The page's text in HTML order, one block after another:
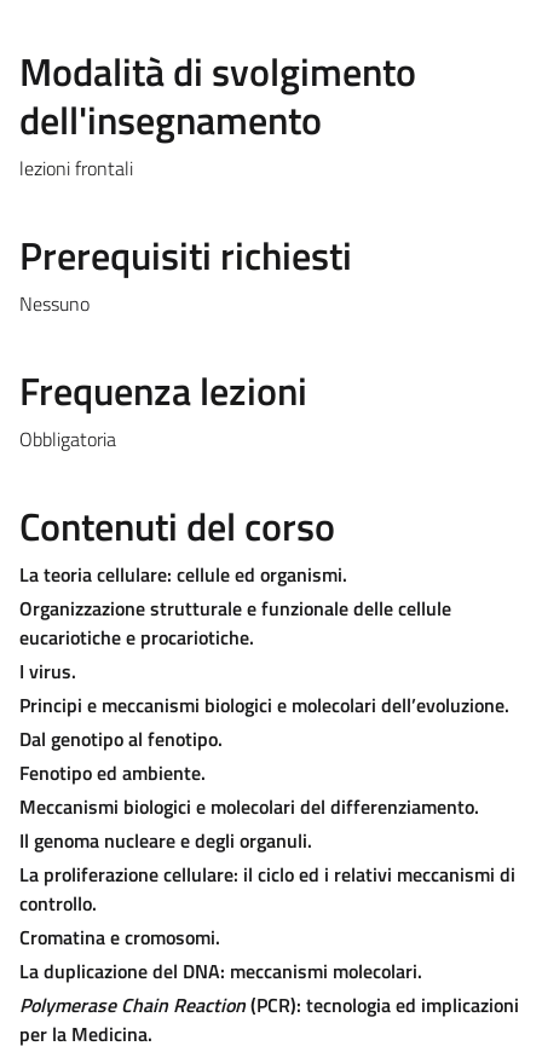
Modalità di svolgimento
dell'insegnamento
lezioni frontali
Prerequisiti richiesti
Nessuno
Frequenza lezioni
Obbligatoria
Contenuti del corso
La teoria cellulare: cellule ed organismi.
Organizzazione strutturale e funzionale delle cellule
eucariotiche e procariotiche.
I virus.
Principi e meccanismi biologici e molecolari dell’evoluzione.
Dal genotipo al fenotipo.
Fenotipo ed ambiente.
Meccanismi biologici e molecolari del differenziamento.
Il genoma nucleare e degli organuli.
La proliferazione cellulare: il ciclo ed i relativi meccanismi di
controllo.
Cromatina e cromosomi.
La duplicazione del DNA: meccanismi molecolari.
Polymerase Chain Reaction(PCR): tecnologia ed implicazioni
per la Medicina.